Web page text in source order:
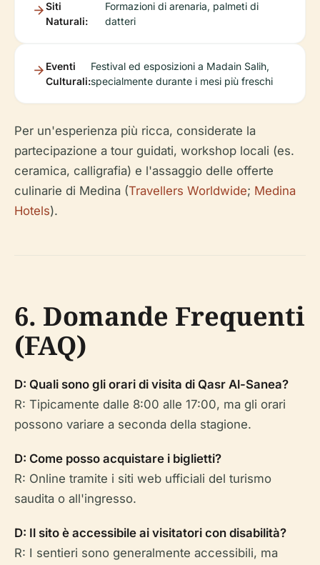
Siti
Naturali:
Formazioni di arenaria, palmeti di
datteri
Eventi
Culturali:
Festival ed esposizioni a Madain Salih,
specialmente durante i mesi più freschi
Per un'esperienza più ricca, considerate la
partecipazione a tour guidati, workshop locali (es.
ceramica, calligrafia) e l'assaggio delle offerte
culinarie di Medina (Travellers Worldwide; Medina
Hotels).
6. Domande Frequenti
(FAQ)
D: Quali sono gli orari di visita di Qasr Al-Sanea?
R: Tipicamente dalle 8:00 alle 17:00, ma gli orari
possono variare a seconda della stagione.
D: Come posso acquistare i biglietti?
R: Online tramite i siti web ufficiali del turismo
saudita o all'ingresso.
D: Il sito è accessibile ai visitatori con disabilità?
R: I sentieri sono generalmente accessibili, ma